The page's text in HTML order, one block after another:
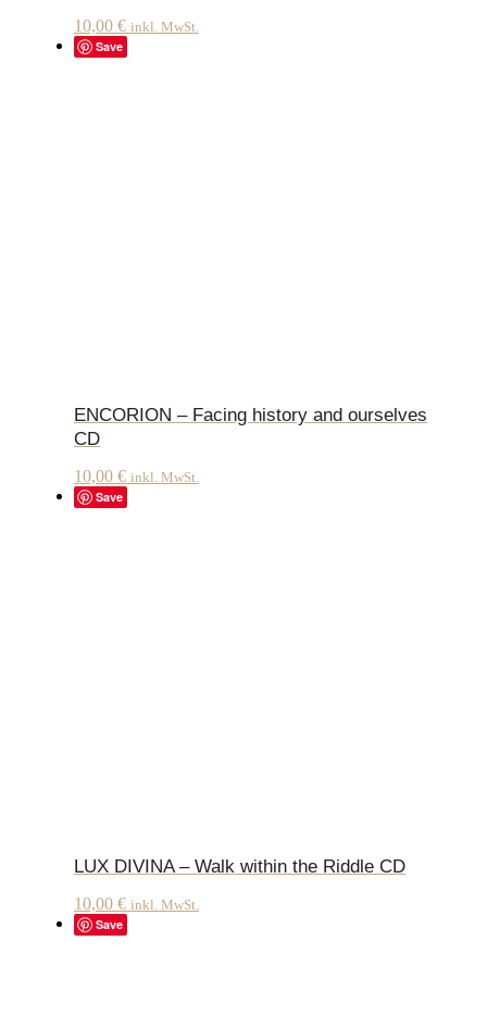
10,00 € inkl. MwSt.
Save
ENCORION – Facing history and ourselves
CD
10,00 € inkl. MwSt.
Save
LUX DIVINA – Walk within the Riddle CD
10,00 € inkl. MwSt.
Save